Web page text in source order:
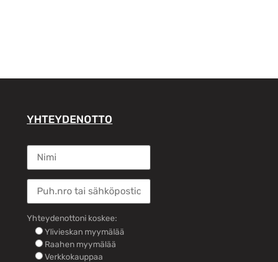
YHTEYDENOTTO
Yhteydenottoni koskee:
Ylivieskan myymälää
Raahen myymälää
Verkkokauppaa